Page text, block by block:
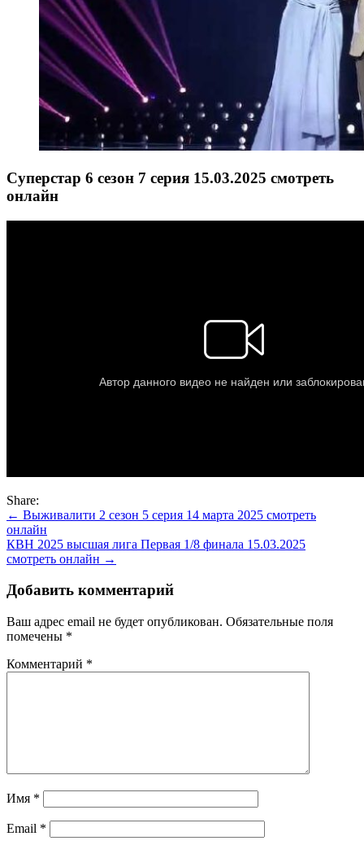
Суперстар 6 сезон 7 серия 15.03.2025 смотреть
онлайн
Share:
Навигация
по
записям
← Выживалити 2 сезон 5 серия 14 марта 2025 смотреть
онлайн
КВН 2025 высшая лига Первая 1/8 финала 15.03.2025
смотреть онлайн →
Добавить комментарий
Ваш адрес email не будет опубликован. Обязательные поля
помечены *
Комментарий *
Имя *
Email *